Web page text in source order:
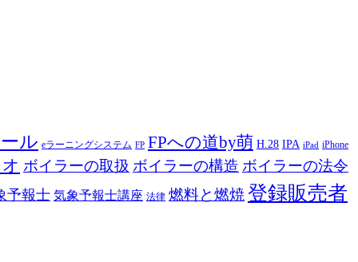
ル eラーニングシステム FP FPへの道by萌 H.28 IPA iPad iPhone
ボイラーの取扱 ボイラーの構造 ボイラーの法令
予報士 気象予報士講座 法律 燃料と燃焼登録販売者